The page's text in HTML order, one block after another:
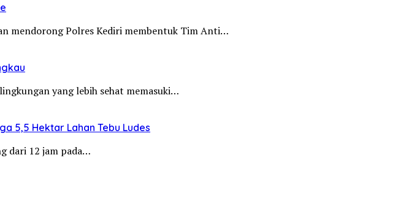
mendorong Polres Kediri membentuk Tim Anti…
yang lebih sehat memasuki…
5,5 Hektar Lahan Tebu Ludes
dari 12 jam pada…